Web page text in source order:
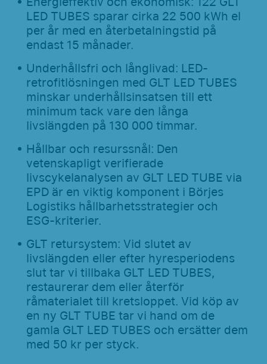
LED TUBES sparar cirka 22 500 kWh el
per år med en återbetalningstid på
endast 15 månader.
Underhållsfri och långlivad: LED-
retrofitlösningen med GLT LED TUBES
minskar underhållsinsatsen till ett
minimum tack vare den långa
livslängden på 130 000 timmar.
Hållbar och resurssnål: Den
vetenskapligt verifierade
livscykelanalysen av GLT LED TUBE via
EPD är en viktig komponent i Börjes
Logistiks hållbarhetsstrategier och
ESG-kriterier.
GLT retursystem: Vid slutet av
livslängden eller efter hyresperiodens
slut tar vi tillbaka GLT LED TUBES,
restaurerar dem eller återför
råmaterialet till kretsloppet. Vid köp av
en ny GLT TUBE tar vi hand om de
gamla GLT LED TUBES och ersätter dem
med 50 kr per styck.